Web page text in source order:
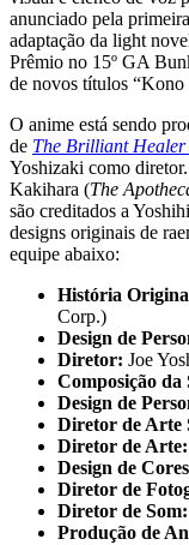
anunciado pela
adaptação da light
Prêmio no 15º GA
de novos títulos
O anime está sendo
de The Brilliant
Yoshizaki como
Kakihara (The
são creditados a
designs originais de
equipe abaixo:
História
Corp.)
Design de
Diretor: Joe
Composição da
Design de
Diretor de Arte
Diretor de Arte:
Design de
Diretor de
Diretor de Som:
Produção de